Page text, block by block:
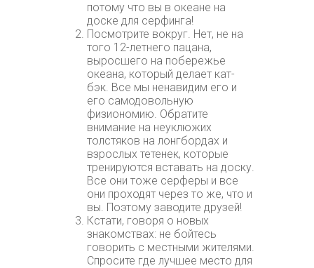
потому что вы в океане на
доске для серфинга!
Посмотрите вокруг. Нет, не на
того 12-летнего пацана,
выросшего на побережье
океана, который делает кат-
бэк. Все мы ненавидим его и
его самодовольную
физиономию. Обратите
внимание на неуклюжих
толстяков на лонгбордах и
взрослых тетенек, которые
тренируются вставать на доску.
Все они тоже серферы и все
они проходят через то же, что и
вы. Поэтому заводите друзей!
Кстати, говоря о новых
знакомствах: не бойтесь
говорить с местными жителями.
Спросите где лучшее место для